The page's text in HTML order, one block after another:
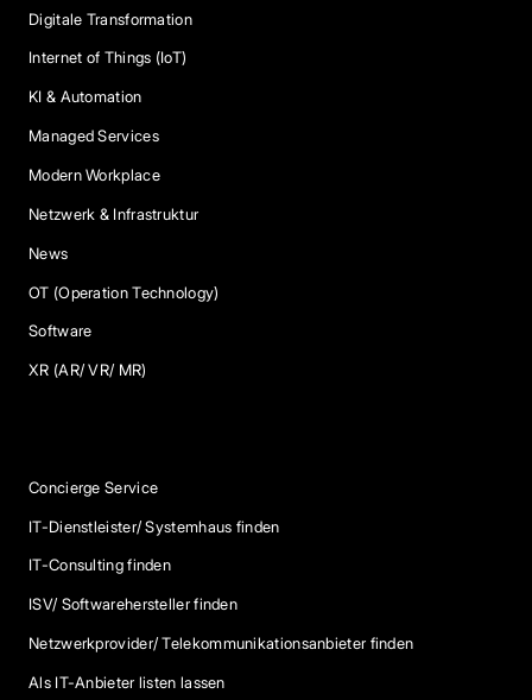
Digitale Transformation
Internet of Things (IoT)
KI & Automation
Managed Services
Modern Workplace
Netzwerk & Infrastruktur
News
OT (Operation Technology)
Software
XR (AR/ VR/ MR)
Concierge Service
IT-Dienstleister/ Systemhaus finden
IT-Consulting finden
ISV/ Softwarehersteller finden
Netzwerkprovider/ Telekommunikationsanbieter finden
Als IT-Anbieter listen lassen